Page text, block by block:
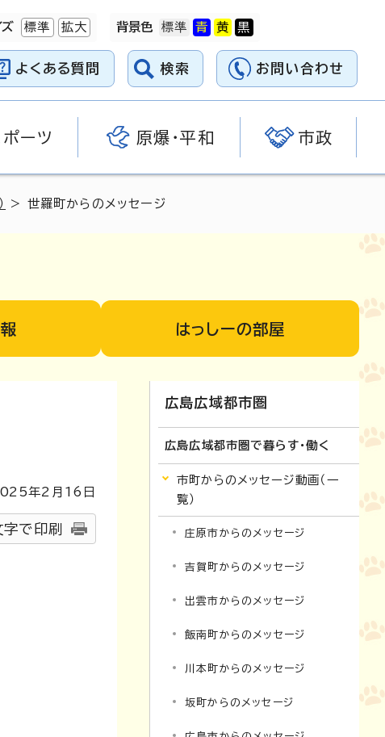
ズ 標準 拡大 背景色
よくある質問 検索 お問い合わせ
ポーツ 原爆・平和 市政
> 世羅町からのメッセージ
はっしーの部屋
年2月 16 日
で印刷
広島広域都市圏
広島広域都市圏で暮らす・働く
市町からのメッセージ動画（一
覧）
庄原市からのメッセージ
吉賀町からのメッセージ
出雲市からのメッセージ
飯南町からのメッセージ
川本町からのメッセージ
坂町からのメッセージ